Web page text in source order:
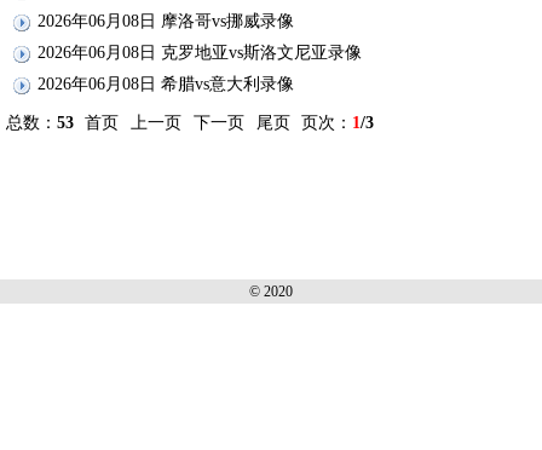
2026年06月08日 摩洛哥vs挪威录像
2026年06月08日 克罗地亚vs斯洛文尼亚录像
2026年06月08日 希腊vs意大利录像
总数： 53 首页 上一页 下一页 尾页 页次： 1 /3
© 2020